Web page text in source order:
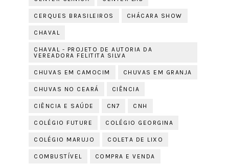
CERQUES BRASILEIROS CHÁCARA SHOW
CHAVAL
CHAVAL - PROJETO DE AUTORIA DA
VEREADORA FELITITA SILVA
CHUVAS EM CAMOCIM CHUVAS EM GRANJA
CHUVAS NO CEARÁ CIÊNCIA
CIÊNCIA E SAÚDE CN7 CNH
COLÉGIO FUTURE COLÉGIO GEORGINA
COLÉGIO MARUJO COLETA DE LIXO
COMBUSTÍVEL COMPRA E VENDA